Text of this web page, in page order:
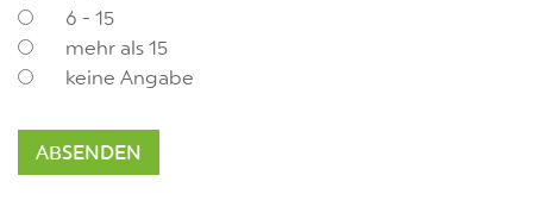
6 - 15
mehr als 15
keine Angabe